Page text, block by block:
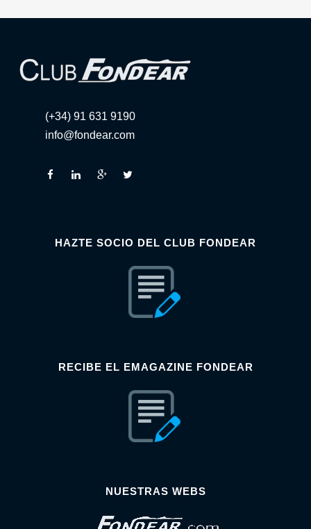
(+34) 91 631 9190
info@fondear.com
HAZTE SOCIO DEL CLUB FONDEAR
RECIBE EL EMAGAZINE FONDEAR
NUESTRAS WEBS